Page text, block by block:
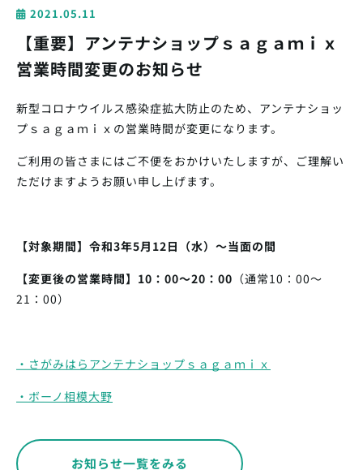
2021.05.11
【重要】アンテナショップｓａｇａｍｉｘ
営業時間変更のお知らせ
新型コロナウイルス感染症拡大防止のため、アンテナショッ
プｓａｇａｍｉｘの営業時間が変更になります。
ご利用の皆さまにはご不便をおかけいたしますが、ご理解い
ただけますようお願い申し上げます。
【対象期間】令和3年5月12日（水）～当面の間
【変更後の営業時間】10：00～20：00 （通常10：00～
21：00）
・さがみはらアンテナショップｓａｇａｍｉｘ
・ボーノ相模大野
お知らせ一覧をみる